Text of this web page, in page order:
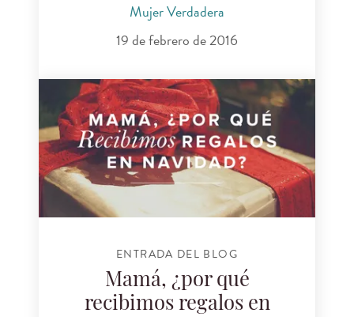
Mujer Verdadera
19 de febrero de 2016
ENTRADA DEL BLOG
Mamá, ¿por qué
recibimos regalos en